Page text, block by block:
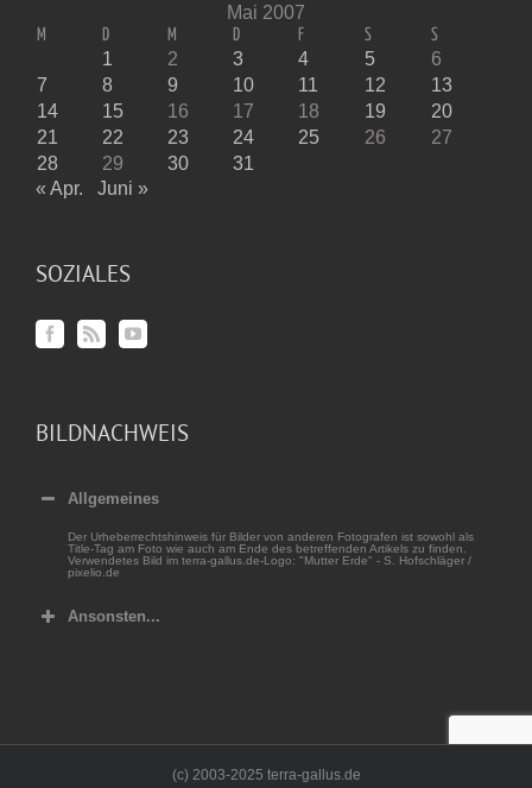
Mai 2007
M D M D F S S
1 2 3 4 5
6
7
8 9 10 11 12
13
14
15 16 17 18 19
20
21
22 23 24 25 26
27
28
29 30
31
« Apr.
Juni »
SOZIALES
BILDNACHWEIS
Allgemeines
Der Urheberrechtshinweis für Bilder von anderen Fotografen ist sowohl als
Title-Tag am Foto wie auch am Ende des betreffenden Artikels zu finden.
Verwendetes Bild im terra-gallus.de-Logo: "Mutter Erde" - S. Hofschläger /
pixelio.de
Ansonsten...
(c) 2003-2025 terra-gallus.de